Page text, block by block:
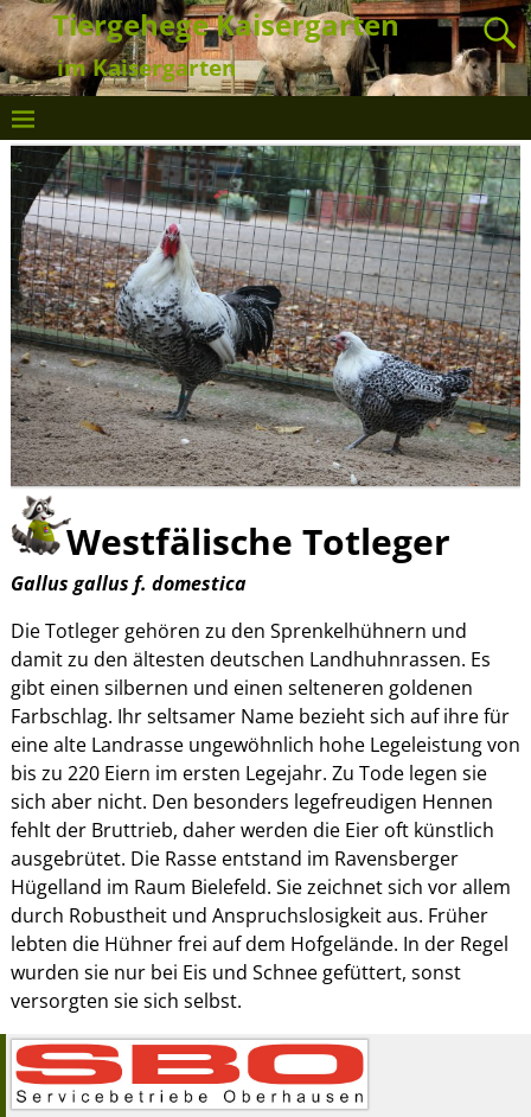
Tiergehege Kaisergarten
im Kaisergarten
Westfälische Totleger
Gallus gallus f. domestica
Die Totleger gehören zu den Sprenkelhühnern und
damit zu den ältesten deutschen Landhuhnrassen. Es
gibt einen silbernen und einen selteneren goldenen
Farbschlag. Ihr seltsamer Name bezieht sich auf ihre für
eine alte Landrasse ungewöhnlich hohe Legeleistung von
bis zu 220 Eiern im ersten Legejahr. Zu Tode legen sie
sich aber nicht. Den besonders legefreudigen Hennen
fehlt der Bruttrieb, daher werden die Eier oft künstlich
ausgebrütet. Die Rasse entstand im Ravensberger
Hügelland im Raum Bielefeld. Sie zeichnet sich vor allem
durch Robustheit und Anspruchslosigkeit aus. Früher
lebten die Hühner frei auf dem Hofgelände. In der Regel
wurden sie nur bei Eis und Schnee gefüttert, sonst
versorgten sie sich selbst.